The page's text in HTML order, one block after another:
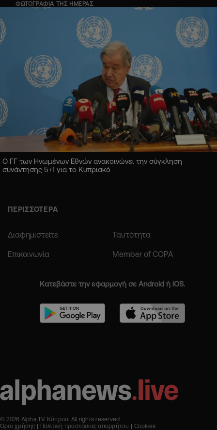
ΦΩΤΟΓΡΑΦΙΑ ΤΗΣ ΗΜΕΡΑΣ
Ο ΓΓ των Ηνωμένων Εθνών ανακοινώνει την σύγκληση
συνάντησης 5+1 για το Κυπριακό
ΠΕΡΙΣΣΟΤΕΡΑ
Διαφημιστείτε Ταυτότητα
Επικοινωνία Member of COPA
Κατεβάστε την εφαρμογή σε Android ή iOS.
© 2026 Alpha TV Κύπρου. All rights reserved
Όροι χρήσης
Πολιτική προστασίας απορρήτου Cookies